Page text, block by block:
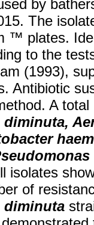
by
The
™ plates.
to the
(1993),
Antibiotic
A
isolates
of
diminuta